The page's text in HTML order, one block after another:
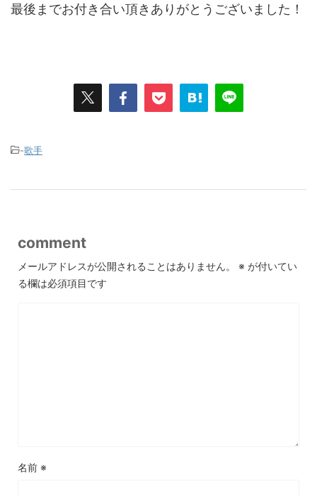
最後までお付き合い頂きありがとうございました！
-歌手
comment
メールアドレスが公開されることはありません。 ※ が付いてい
る欄は必須項目です
名前 ※